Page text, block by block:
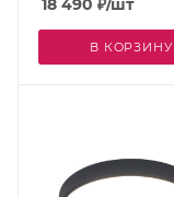
В КОРЗИНУ